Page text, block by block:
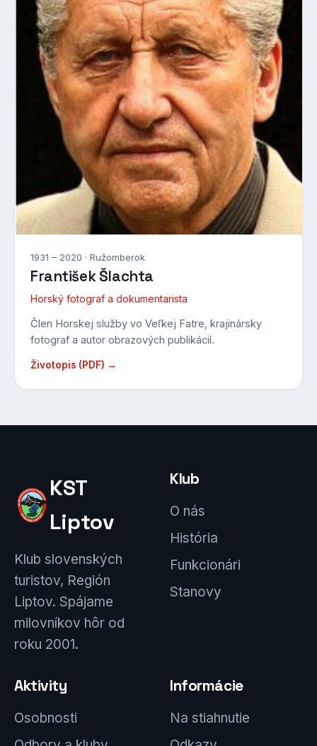
1931 – 2020 · Ružomberok
František Šlachta
Horský fotograf a dokumentarista
Člen Horskej služby vo Veľkej Fatre, krajinársky
fotograf a autor obrazových publikácií.
Životopis (PDF) →
KST
Liptov
Klub slovenských
turistov, Región
Liptov. Spájame
milovníkov hôr od
roku 2001.
Klub
O nás
História
Funkcionári
Stanovy
Aktivity
Osobnosti
Informácie
Na stiahnutie